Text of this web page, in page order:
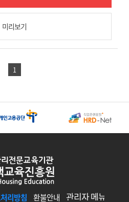
미리보기
1
리방침 환불안내